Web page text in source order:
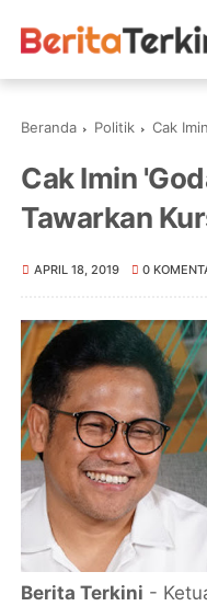
Beranda Politik Cak Imin
Cak Imin
Tawarkan
APRIL 18, 2019 0
Berita Terkini -